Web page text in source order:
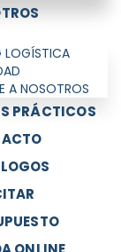
LOGÍSTICA
A NOSOTROS
PRÁCTICOS